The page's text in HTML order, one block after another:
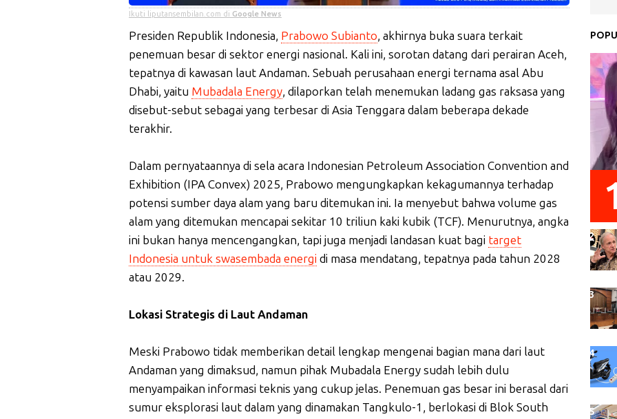
Ikuti liputansembilan.com di Google News
Presiden Republik Indonesia, Prabowo Subianto, akhirnya buka suara terkait
penemuan besar di sektor energi nasional. Kali ini, sorotan datang dari perairan Aceh,
tepatnya di kawasan laut Andaman. Sebuah perusahaan energi ternama asal Abu
Dhabi, yaitu Mubadala Energy, dilaporkan telah menemukan ladang gas raksasa yang
disebut-sebut sebagai yang terbesar di Asia Tenggara dalam beberapa dekade
terakhir.
Dalam pernyataannya di sela acara Indonesian Petroleum Association Convention and
Exhibition (IPA Convex) 2025, Prabowo mengungkapkan kekagumannya terhadap
potensi sumber daya alam yang baru ditemukan ini. Ia menyebut bahwa volume gas
alam yang ditemukan mencapai sekitar 10 triliun kaki kubik (TCF). Menurutnya, angka
ini bukan hanya mencengangkan, tapi juga menjadi landasan kuat bagi target
Indonesia untuk swasembada energi di masa mendatang, tepatnya pada tahun 2028
atau 2029.
Lokasi Strategis di Laut Andaman
Meski Prabowo tidak memberikan detail lengkap mengenai bagian mana dari laut
Andaman yang dimaksud, namun pihak Mubadala Energy sudah lebih dulu
menyampaikan informasi teknis yang cukup jelas. Penemuan gas besar ini berasal dari
sumur eksplorasi laut dalam yang dinamakan Tangkulo-1, berlokasi di Blok South